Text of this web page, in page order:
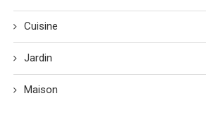
Cuisine
Jardin
Maison